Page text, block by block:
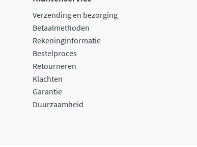
Verzending en bezorging
Betaalmethoden
Rekeninginformatie
Bestelproces
Retourneren
Klachten
Garantie
Duurzaamheid